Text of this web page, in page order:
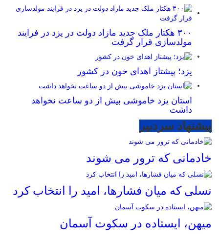
۳۰۰ هکتار ملک جدید مازاد دولت در یزد در فرایند
مولدسازی قرار گرفت
یزد؛ پیشتاز اهدای خون در کشور
استان یزد خاموشی بیش از دو ساعت نخواهد
داشت
پیشنهاد سردبیر
خادمانی که ترور می شوند
نسلی که میان فشارها، امید را انتخاب کرد
میهن، ایستاده در سکوت آسمان